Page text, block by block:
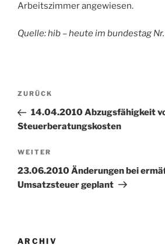
Arbeitszimmer angewiesen.
Quelle: hib – heute im bundestag
Beitragsnavigation
Vorheriger
Beitrag
ZURÜCK
14.04.2010 Abzugsfähigkeit
Steuerberatungskosten
Nächster
Beitrag
WEITER
23.06.2010 Änderungen bei
Umsatzsteuer geplant
ARCHIV